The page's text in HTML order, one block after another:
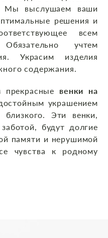
Мы выслушаем ваши
решения и
всем
учтем
Украсим изделия
содержания.
венки на
украшением
близкого. Эти венки,
будут долгие
памяти и нерушимой
чувства к родному